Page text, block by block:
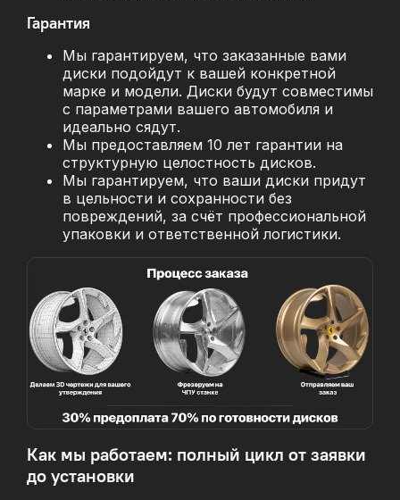
Гарантия
Мы гарантируем, что заказанные вами
диски подойдут к вашей конкретной
марке и модели. Диски будут совместимы
с параметрами вашего автомобиля и
идеально сядут.
Мы предоставляем 10 лет гарантии на
структурную целостность дисков.
Мы гарантируем, что ваши диски придут
в цельности и сохранности без
повреждений, за счёт профессиональной
упаковки и ответственной логистики.
Как мы работаем: полный цикл от заявки
до установки